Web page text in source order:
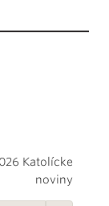
Katolícke
noviny